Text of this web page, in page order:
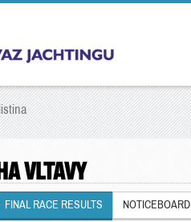
VLTAVY
FINAL RACE RESULTS NOTICEBOARD